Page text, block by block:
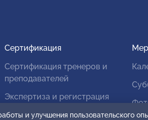
Сертификация
Сертификация тренеров и
преподавателей
Экспертиза и регистрация
и улучшения пользовательского